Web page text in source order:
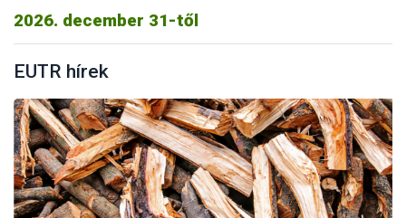
2026. december 31-től
https://portal.nebih.gov.hu/eudr
EUTR hírek